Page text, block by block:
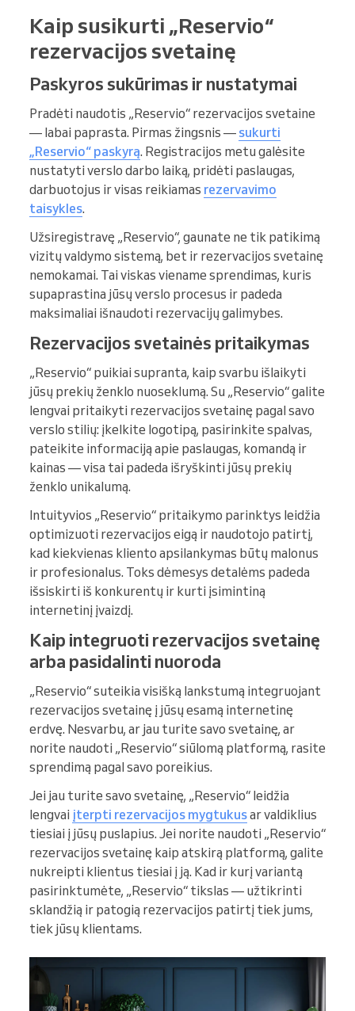
Kaip susikurti „Reservio“
rezervacijos svetainę
Paskyros sukūrimas ir nustatymai
Pradėti naudotis „Reservio“ rezervacijos svetaine
— labai paprasta. Pirmas žingsnis — sukurti
„Reservio“ paskyrą. Registracijos metu galėsite
nustatyti verslo darbo laiką, pridėti paslaugas,
darbuotojus ir visas reikiamas rezervavimo
taisykles.
Užsiregistravę „Reservio“, gaunate ne tik patikimą
vizitų valdymo sistemą, bet ir rezervacijos svetainę
nemokamai. Tai viskas viename sprendimas, kuris
supaprastina jūsų verslo procesus ir padeda
maksimaliai išnaudoti rezervacijų galimybes.
Rezervacijos svetainės pritaikymas
„Reservio“ puikiai supranta, kaip svarbu išlaikyti
jūsų prekių ženklo nuoseklumą. Su „Reservio“ galite
lengvai pritaikyti rezervacijos svetainę pagal savo
verslo stilių: įkelkite logotipą, pasirinkite spalvas,
pateikite informaciją apie paslaugas, komandą ir
kainas — visa tai padeda išryškinti jūsų prekių
ženklo unikalumą.
Intuityvios „Reservio“ pritaikymo parinktys leidžia
optimizuoti rezervacijos eigą ir naudotojo patirtį,
kad kiekvienas kliento apsilankymas būtų malonus
ir profesionalus. Toks dėmesys detalėms padeda
išsiskirti iš konkurentų ir kurti įsimintiną
internetinį įvaizdį.
Kaip integruoti rezervacijos svetainę
arba pasidalinti nuoroda
„Reservio“ suteikia visišką lankstumą integruojant
rezervacijos svetainę į jūsų esamą internetinę
erdvę. Nesvarbu, ar jau turite savo svetainę, ar
norite naudoti „Reservio“ siūlomą platformą, rasite
sprendimą pagal savo poreikius.
Jei jau turite savo svetainę, „Reservio“ leidžia
lengvai įterpti rezervacijos mygtukusar valdiklius
tiesiai į jūsų puslapius. Jei norite naudoti „Reservio“
rezervacijos svetainę kaip atskirą platformą, galite
nukreipti klientus tiesiai į ją. Kad ir kurį variantą
pasirinktumėte, „Reservio“ tikslas — užtikrinti
sklandžią ir patogią rezervacijos patirtį tiek jums,
tiek jūsų klientams.